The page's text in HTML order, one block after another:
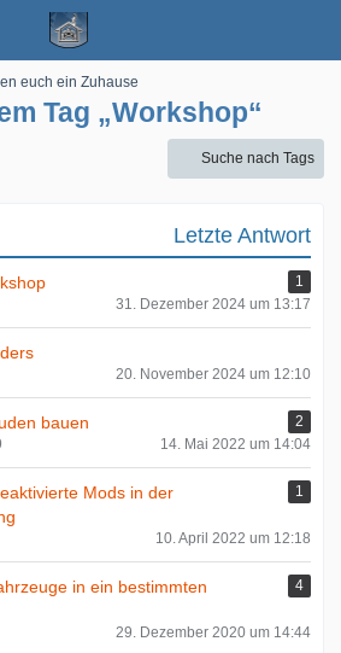
euch ein Zuhause
Tag „Workshop“
Suche nach Tags
Letzte Antwort
1
31. Dezember 2024 um 13:17
20. November 2024 um 12:10
bauen
2
14. Mai 2022 um 14:04
Mods in der
1
10. April 2022 um 12:18
in ein bestimmten
4
29. Dezember 2020 um 14:44